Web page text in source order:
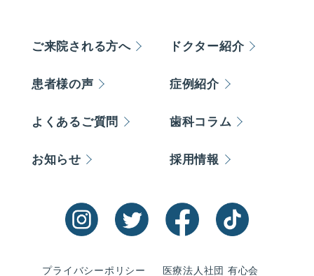
ご来院される方へ ドクター紹介
患者様の声 症例紹介
よくあるご質問 歯科コラム
お知らせ 採用情報
プライバシーポリシー 医療法人社団 有心会